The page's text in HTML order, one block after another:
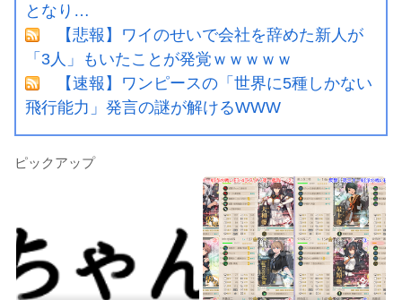
となり…
【悲報】ワイのせいで会社を辞めた新人が
「3人」もいたことが発覚ｗｗｗｗｗ
【速報】ワンピースの「世界に5種しかない
飛行能力」発言の謎が解けるWWW
ピックアップ